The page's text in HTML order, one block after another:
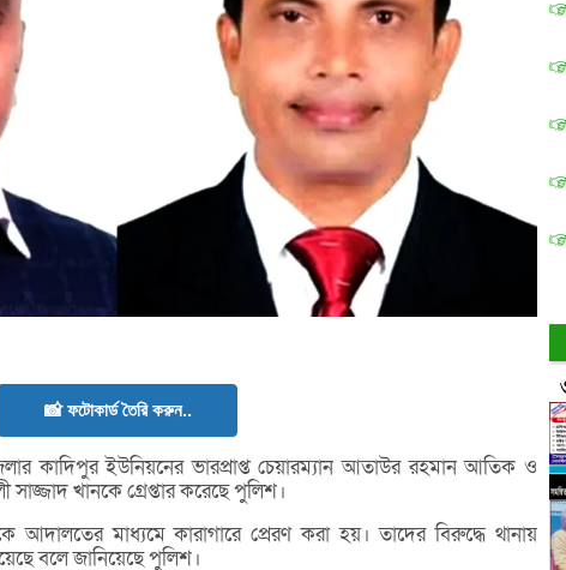
📸 ফটোকার্ড তৈরি করুন..
কাদিপুর ইউনিয়নের ভারপ্রাপ্ত চেয়ারম্যান আতাউর রহমান আতিক ও
খানকে গ্রেপ্তার করেছে পুলিশ।
আদালতের মাধ্যমে কারাগারে প্রেরণ করা হয়। তাদের বিরুদ্ধে থানায়
বলে জানিয়েছে পুলিশ।